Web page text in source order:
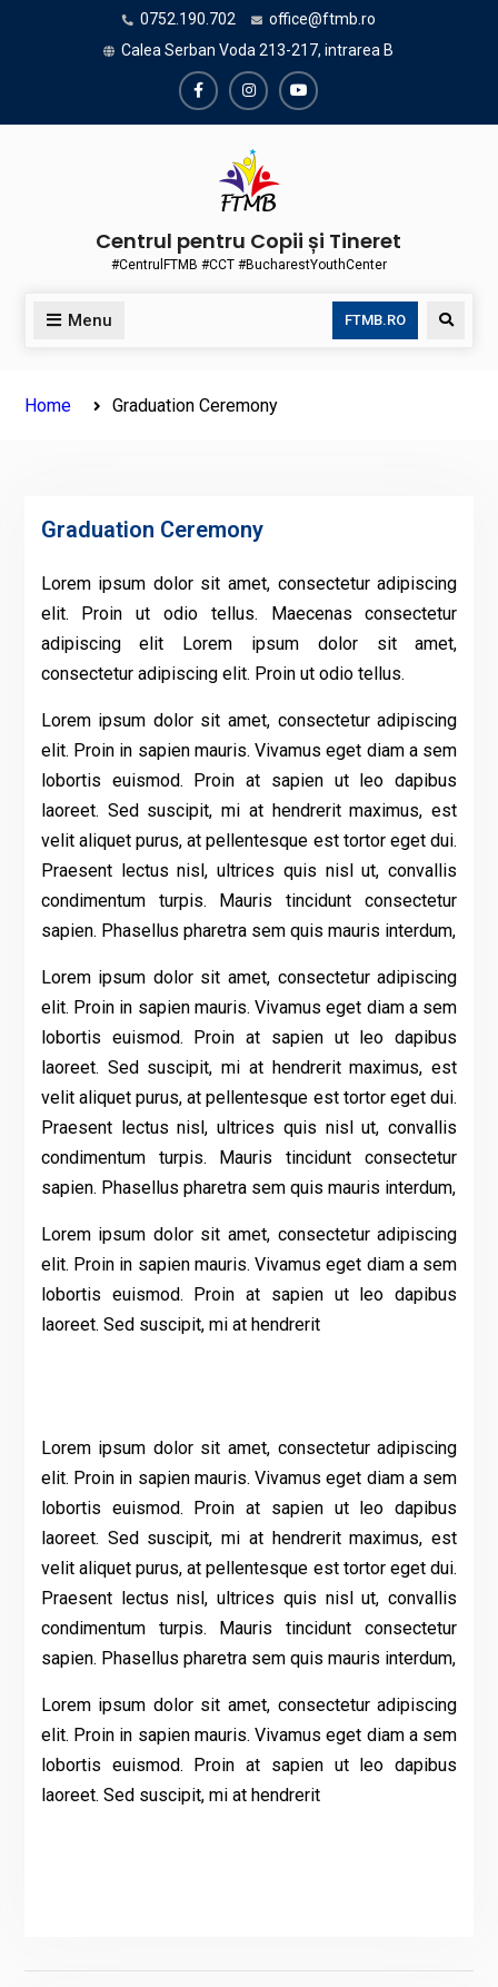
0752.190.702
office@ftmb.ro
Calea Serban Voda 213-217, intrarea B
FacebookInstagramYoutube
Centrul pentru Copii și Tineret
#CentrulFTMB #CCT #BucharestYouthCenter
Menu FTMB.RO Search
Home Graduation Ceremony
Graduation Ceremony
Lorem ipsum dolor sit amet, consectetur adipiscing
elit. Proin ut odio tellus. Maecenas consectetur
adipiscing elit Lorem ipsum dolor sit amet,
consectetur adipiscing elit. Proin ut odio tellus.
Lorem ipsum dolor sit amet, consectetur adipiscing
elit. Proin in sapien mauris. Vivamus eget diam a sem
lobortis euismod. Proin at sapien ut leo dapibus
laoreet. Sed suscipit, mi at hendrerit maximus, est
velit aliquet purus, at pellentesque est tortor eget dui.
Praesent lectus nisl, ultrices quis nisl ut, convallis
condimentum turpis. Mauris tincidunt consectetur
sapien. Phasellus pharetra sem quis mauris interdum,
Lorem ipsum dolor sit amet, consectetur adipiscing
elit. Proin in sapien mauris. Vivamus eget diam a sem
lobortis euismod. Proin at sapien ut leo dapibus
laoreet. Sed suscipit, mi at hendrerit maximus, est
velit aliquet purus, at pellentesque est tortor eget dui.
Praesent lectus nisl, ultrices quis nisl ut, convallis
condimentum turpis. Mauris tincidunt consectetur
sapien. Phasellus pharetra sem quis mauris interdum,
Lorem ipsum dolor sit amet, consectetur adipiscing
elit. Proin in sapien mauris. Vivamus eget diam a sem
lobortis euismod. Proin at sapien ut leo dapibus
laoreet. Sed suscipit, mi at hendrerit
Lorem ipsum dolor sit amet, consectetur adipiscing
elit. Proin in sapien mauris. Vivamus eget diam a sem
lobortis euismod. Proin at sapien ut leo dapibus
laoreet. Sed suscipit, mi at hendrerit maximus, est
velit aliquet purus, at pellentesque est tortor eget dui.
Praesent lectus nisl, ultrices quis nisl ut, convallis
condimentum turpis. Mauris tincidunt consectetur
sapien. Phasellus pharetra sem quis mauris interdum,
Lorem ipsum dolor sit amet, consectetur adipiscing
elit. Proin in sapien mauris. Vivamus eget diam a sem
lobortis euismod. Proin at sapien ut leo dapibus
laoreet. Sed suscipit, mi at hendrerit